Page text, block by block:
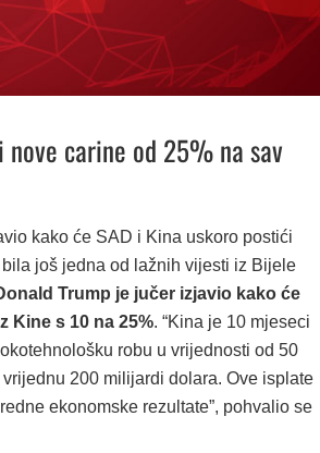
carine od 25% na sav
kako će SAD i Kina uskoro postići
još jedna od lažnih vijesti iz Bijele
Trump je jučer izjavio kako će
Kine s 10 na 25%. “Kina je 10 mjeseci
robu u vrijednosti od 50
200 milijardi dolara. Ove isplate
ekonomske rezultate”, pohvalio se